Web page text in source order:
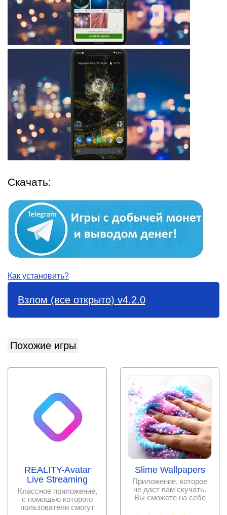
Скачать:
Как установить?
Взлом (все открыто) v4.2.0
Похожие игры
REALITY-Avatar
Live Streaming
Классное приложение,
с помощью которого
пользователи смогут
Slime Wallpapers
Приложение, которое
не даст вам скучать.
Вы сможете на себе